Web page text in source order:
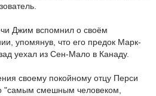
Джим вспомнил о своём
упомянув, что его предок Марк-
уехал из Сен-Мало в Канаду.
своему покойному отцу Перси
"самым смешным человеком,